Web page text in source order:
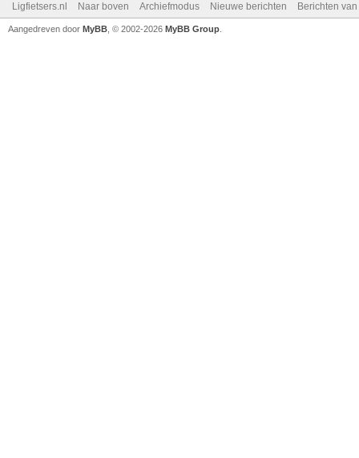
Ligfietsers.nl Naar boven Archiefmodus Nieuwe berichten Berichten
Aangedreven door MyBB , © 2002-2026 MyBB Group